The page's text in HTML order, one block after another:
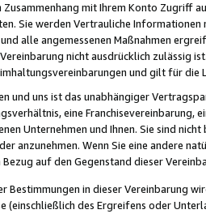
Zusammenhang mit Ihrem Konto
Sie werden Vertrauliche
alle angemessenen Maßnahmen
nicht ausdrücklich zulässig
und gilt für die
und uns ist das unabhängiger
eine Franchisevereinbarung,
Unternehmen und Ihnen. Sie sind
anzunehmen. Wenn Sie eine andere
auf den Gegenstand dieser
Bestimmungen in dieser Vereinbarung
(einschließlich des Ergreifens oder